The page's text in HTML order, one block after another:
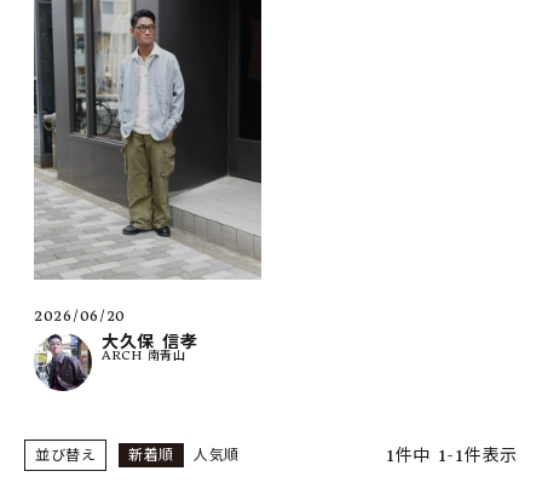
ご利用ガイド
プライバシーポリシー
特定商取引法について
お問い合わせ
OFFICIAL WEB SITE
ACCOUNT MENU
meeting_room ログイン
2026/06/20
大久保 信孝
ARCH 南青山
並び替え 新着順 人気順 1件中 1-1件表示